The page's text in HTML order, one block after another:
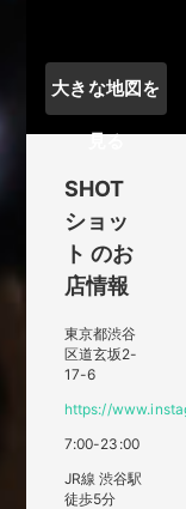
大きな地図を
見る
SHOT
ショッ
ト のお
店情報
東京都渋谷
区道玄坂2-
17-6
https://
7:00-23:00
JR線 渋谷駅
徒歩5分